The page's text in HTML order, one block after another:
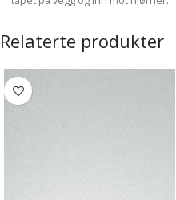
Relaterte produkter